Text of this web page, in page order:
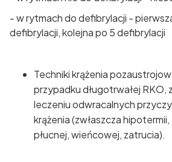
- w rytmach do defibrylacji -
defibrylacji, kolejna po 5 defibrylacji
Techniki krążenia
przypadku długotrwałej RKO,
leczeniu odwracalnych
krążenia (zwłaszcza
płucnej, wieńcowej, zatrucia).